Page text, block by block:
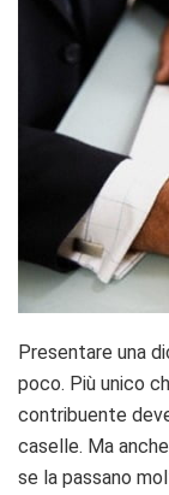
Presentare una
poco. Più unico
contribuente
caselle. Ma
se la passano